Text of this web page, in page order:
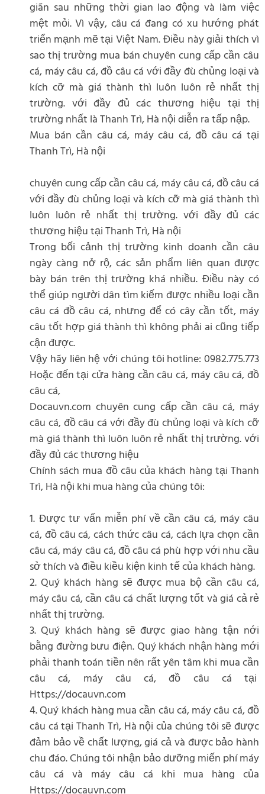
giãn sau những thời gian lao động và làm việc
mệt mỏi. Vì vậy, câu cá đang có xu hướng phát
triển mạnh mẽ tại Việt Nam. Điều này giải thích vì
sao thị trường mua bán chuyên cung cấp cần câu
cá, máy câu cá, đồ câu cá với đầy đù chủng loại và
kích cỡ mà giá thành thì luôn luôn rẻ nhất thị
trường. với đầy đủ các thương hiệu tại thị
trường nhất là Thanh Trì, Hà nội diễn ra tấp nập.
Mua bán cần câu cá, máy câu cá, đồ câu cá tại
Thanh Trì, Hà nội
chuyên cung cấp cần câu cá, máy câu cá, đồ câu cá
với đầy đù chủng loại và kích cỡ mà giá thành thì
luôn luôn rẻ nhất thị trường. với đầy đủ các
thương hiệu tại Thanh Trì, Hà nội
Trong bối cảnh thị trường kinh doanh cần câu
ngày càng nở rộ, các sản phẩm liên quan được
bày bán trên thị trường khá nhiều. Điều này có
thể giúp người dân tìm kiếm được nhiều loại cần
câu cá đồ câu cá, nhưng để có cây cần tốt, máy
câu tốt hợp giá thành thì không phải ai cũng tiếp
cận được.
Vậy hãy liên hệ với chúng tôi hotline: 0982.775.773
Hoặc đến tại cửa hàng cần câu cá, máy câu cá, đồ
câu cá,
Docauvn.com chuyên cung cấp cần câu cá, máy
câu cá, đồ câu cá với đầy đù chủng loại và kích cỡ
mà giá thành thì luôn luôn rẻ nhất thị trường. với
đầy đủ các thương hiệu
Chính sách mua đồ câu của khách hàng tại Thanh
Trì, Hà nội khi mua hàng của chúng tôi:
1. Được tư vấn miễn phí về cần câu cá, máy câu
cá, đồ câu cá, cách thức câu cá, cách lựa chọn cần
câu cá, máy câu cá, đồ câu cá phù hợp với nhu cầu
sở thích và điều kiều kiện kinh tế của khách hàng.
2. Quý khách hàng sẽ được mua bộ cần câu cá,
máy câu cá, cần câu cá chất lượng tốt và giá cả rẻ
nhất thị trường.
3. Quý khách hàng sẽ được giao hàng tận nới
bằng đường bưu điện. Quý khách nhận hàng mới
phải thanh toán tiền nên rất yên tâm khi mua cần
câu cá, máy câu cá, đồ câu cá tại
Https://docauvn.com
4. Quý khách hàng mua cần câu cá, máy câu cá, đồ
câu cá tại Thanh Trì, Hà nội của chúng tôi sẽ được
đảm bảo về chất lượng, giá cả và được bảo hành
chu đáo. Chúng tôi nhận bảo dưỡng miến phí máy
câu cá và máy câu cá khi mua hàng của